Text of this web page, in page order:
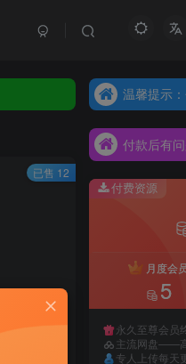
已售 12
温馨提示
温馨提示
付款后有
付款后有
付费资源
月度会
5
永久至尊会员
主流网盘——
专人上传每天